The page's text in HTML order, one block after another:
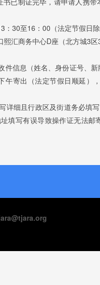
30至16：00（法定节假日除
汇商务中心D座（北方城3
信息（姓名、身份证号、
寄出（法定节假日顺延）
详细且行政区及街道务必填
填写有误导致操作证无法